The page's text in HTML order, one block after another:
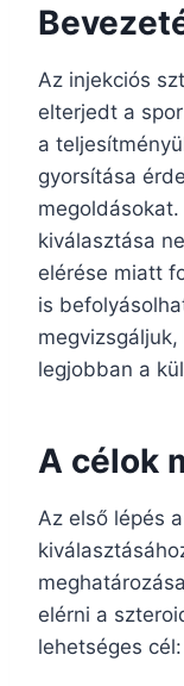
Az injekciós
elterjedt a
a
gyorsítása
kiválasztása
elérése miatt
is
legjobban a
A célok
Az első lépés
elérni a
lehetséges cél: